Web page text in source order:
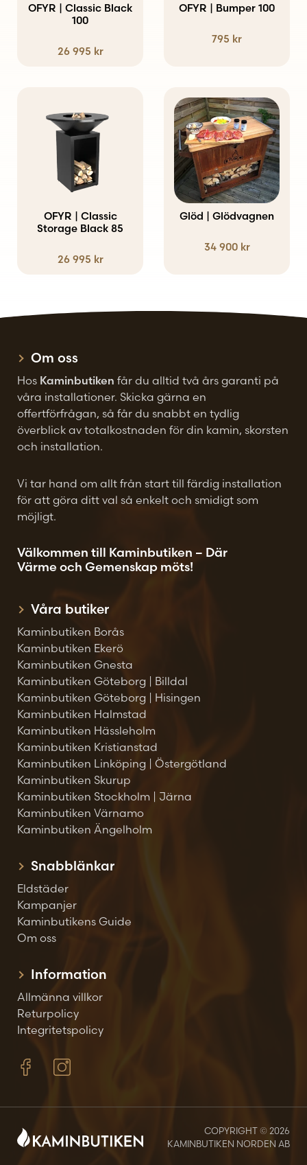
OFYR | Classic Black
100
26 995 kr
OFYR | Bumper 100
795 kr
OFYR | Classic
Storage Black 85
26 995 kr
Glöd | Glödvagnen
34 900 kr
Om oss
Hos Kaminbutiken får du alltid två års garanti på
våra installationer. Skicka gärna en
offertförfrågan, så får du snabbt en tydlig
överblick av totalkostnaden för din kamin, skorsten
och installation.
Vi tar hand om allt från start till färdig installation
för att göra ditt val så enkelt och smidigt som
möjligt.
Välkommen till Kaminbutiken – Där
Värme och Gemenskap möts!
Våra butiker
Kaminbutiken Borås
Kaminbutiken Ekerö
Kaminbutiken Gnesta
Kaminbutiken Göteborg | Billdal
Kaminbutiken Göteborg | Hisingen
Kaminbutiken Halmstad
Kaminbutiken Hässleholm
Kaminbutiken Kristianstad
Kaminbutiken Linköping | Östergötland
Kaminbutiken Skurup
Kaminbutiken Stockholm | Järna
Kaminbutiken Värnamo
Kaminbutiken Ängelholm
Snabblänkar
Eldstäder
Kampanjer
Kaminbutikens Guide
Om oss
Information
Allmänna villkor
Returpolicy
Integritetspolicy
COPYRIGHT © 2026
KAMINBUTIKEN NORDEN AB